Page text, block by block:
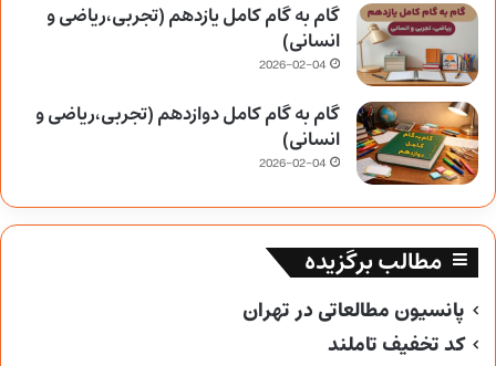
گام به گام کامل یازدهم (تجربی،ریاضی و
انسانی)
2026-02-04
گام به گام کامل دوازدهم (تجربی،ریاضی و
انسانی)
2026-02-04
مطالب برگزیده
پانسیون مطالعاتی در تهران
کد تخفیف تاملند